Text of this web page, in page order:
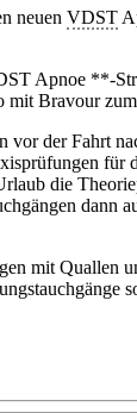
neuen VDST
Apnoe **-
mit Bravour
vor der Fahrt
für
die
dann
mit Quallen